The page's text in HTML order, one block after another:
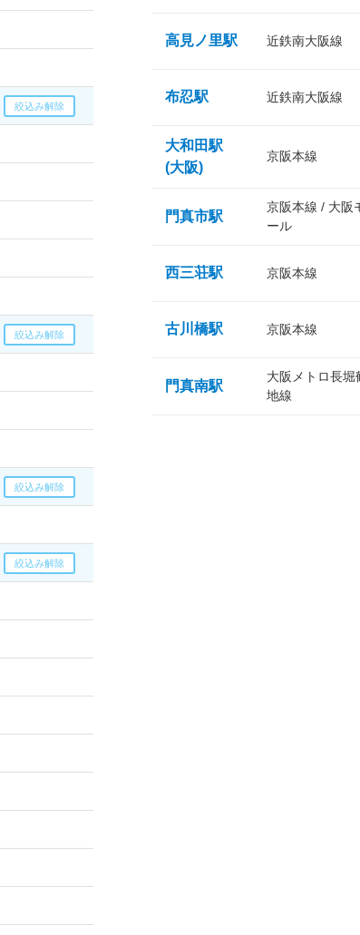
高見ノ里駅 近鉄南大阪線
布忍駅 近鉄南大阪線
大和田駅
(大阪)
京阪本線
門真市駅
京阪本線 / 大阪
ール
西三荘駅 京阪本線
古川橋駅 京阪本線
門真南駅
大阪メトロ長堀
地線